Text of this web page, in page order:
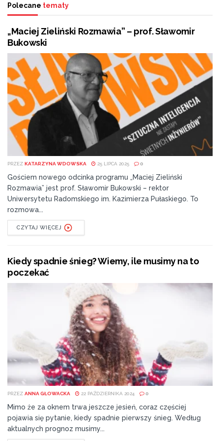
Polecane tematy
„Maciej Zieliński Rozmawia” – prof. Sławomir
Bukowski
PRZEZ KATARZYNA WDOWSKA 25 LIPCA 2025 0
Gościem nowego odcinka programu „Maciej Zieliński
Rozmawia” jest prof. Sławomir Bukowski – rektor
Uniwersytetu Radomskiego im. Kazimierza Pułaskiego. To
rozmowa...
CZYTAJ WIĘCEJ
Kiedy spadnie śnieg? Wiemy, ile musimy na to
poczekać
PRZEZ ANNA GŁOWACKA 22 PAŹDZIERNIKA 2024 0
Mimo że za oknem trwa jeszcze jesień, coraz częściej
pojawia się pytanie, kiedy spadnie pierwszy śnieg. Według
aktualnych prognoz musimy...